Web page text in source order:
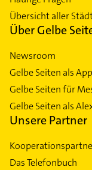
Übersicht aller
Über Gelbe
Newsroom
Gelbe Seiten als App
Gelbe Seiten für
Gelbe Seiten als
Unsere Partner
Das Telefonbuch